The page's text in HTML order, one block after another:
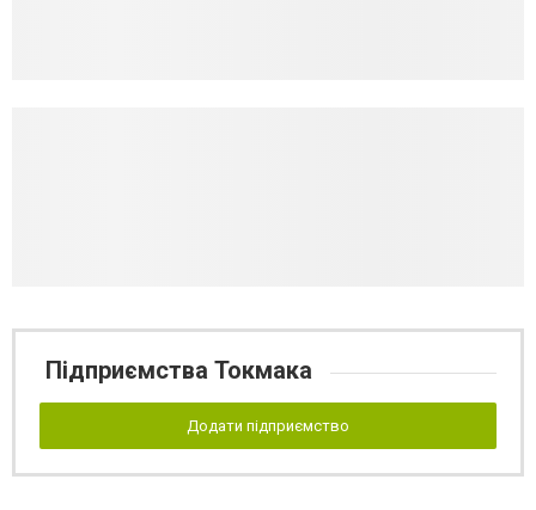
Підприємства Токмака
Додати підприємство